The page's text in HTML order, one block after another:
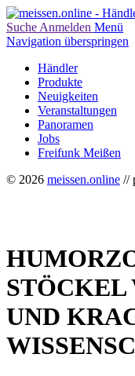
Suche Anmelden Menü
Navigation überspringen
Händler
Produkte
Neuigkeiten
Veranstaltungen
Panoramen
Jobs
Freifunk Meißen
© 2026 meissen.online //
STÖCKEL
UND